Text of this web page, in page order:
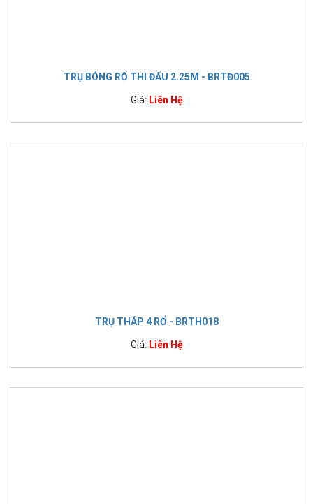
TRỤ BÓNG RỔ THI ĐẤU 2.25M - BRTĐ005
Giá: Liên Hệ
TRỤ THÁP 4 RỔ - BRTH018
Giá: Liên Hệ